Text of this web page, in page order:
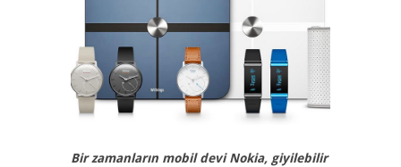
Bir zamanların mobil devi Nokia, giyilebilir